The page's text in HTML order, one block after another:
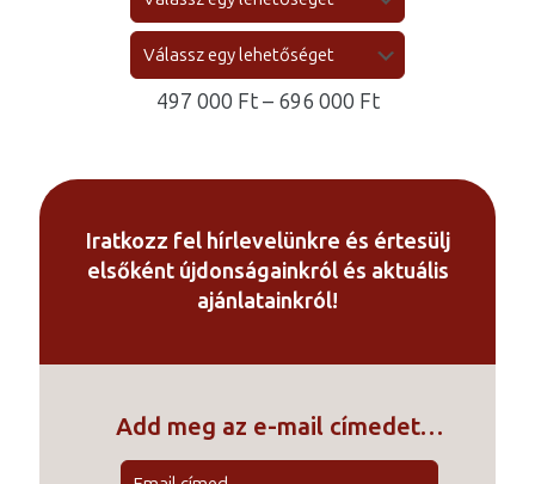
497 000 Ft – 696 000 FtÁrtartomány:
000 Ft
Iratkozz fel hírlevelünkre és értesülj
elsőként újdonságainkról és aktuális
ajánlatainkról!
Add meg az e-mail címedet…